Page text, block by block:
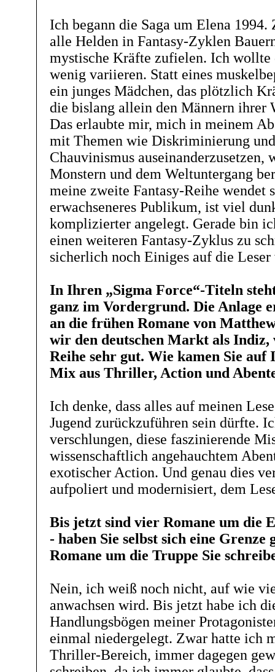
Ich begann die Saga um Elena
alle Helden in Fantasy-Zyklen
mystische Kräfte zufielen. Ich wollte
wenig variieren. Statt eines
ein junges Mädchen, das plötzlich
die bislang allein den Männern ihrer
Das erlaubte mir, mich in meinem
mit Themen wie Diskriminierung
Chauvinismus auseinanderzusetzen,
Monstern und dem Weltuntergang
meine zweite Fantasy-Reihe wendet
erwachseneres Publikum, ist viel
komplizierter angelegt. Gerade bin
einen weiteren Fantasy-Zyklus zu
sicherlich noch Einiges auf die Leser
In Ihren „Sigma Force“-Titeln
ganz im Vordergrund. Die Anlage
an die frühen Romane von
wir den deutschen Markt als Indiz,
Reihe sehr gut. Wie kamen Sie auf
Mix aus Thriller, Action und
Ich denke, dass alles auf meinen
Jugend zurückzuführen sein dürfte.
verschlungen, diese faszinierende
wissenschaftlich angehauchtem
exotischer Action. Und genau dies
aufpoliert und modernisiert, dem
Bis jetzt sind vier Romane um die
- haben Sie selbst sich eine Grenze
Romane um die Truppe Sie
Nein, ich weiß noch nicht, auf wie
anwachsen wird. Bis jetzt habe ich
Handlungsbögen meiner
einmal niedergelegt. Zwar hatte ich
Thriller-Bereich, immer dagegen